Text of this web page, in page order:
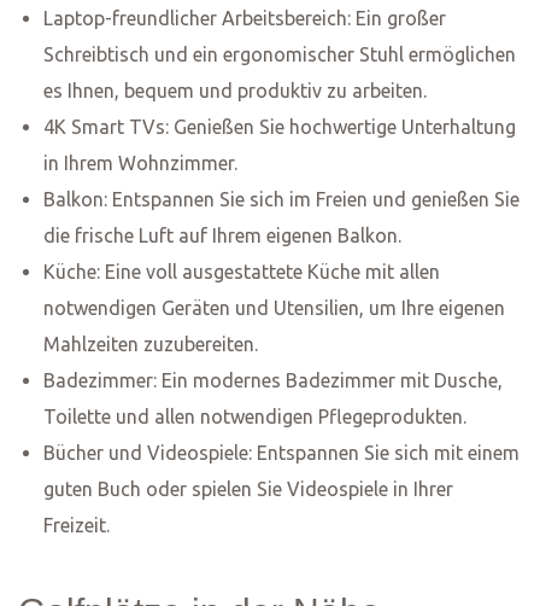
unsere Reinigungspraktiken den höchsten Standards
entsprechen, um die Gesundheit und Sicherheit unserer
Gäste zu gewährleisten. In diesem Artikel möchten wir
Ihnen einen detaillierten Einblick in unsere verbesserten
Unsere Verpflichtung zur
Sauberkeit
In unsererHotelalternative in Wiesbaden legen wir
großen Wert auf Sauberkeit und Hygiene. Wir haben
unsere Reinigungspraktiken weiter verbessert, um den
aktuellen Anforderungen gerecht zu werden. Unsere
Reinigungsteams sind geschult und ausgestattet, um eine
Wohnung durchzuführen.